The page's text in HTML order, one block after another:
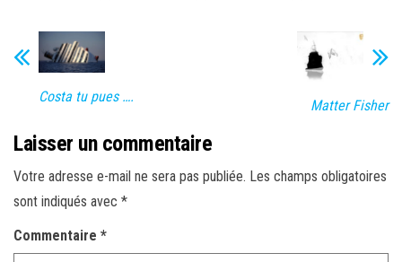
Costa tu pues …. Matter Fisher
Laisser un commentaire
Votre adresse e-mail ne sera pas publiée. Les champs obligatoires
sont indiqués avec *
Commentaire *